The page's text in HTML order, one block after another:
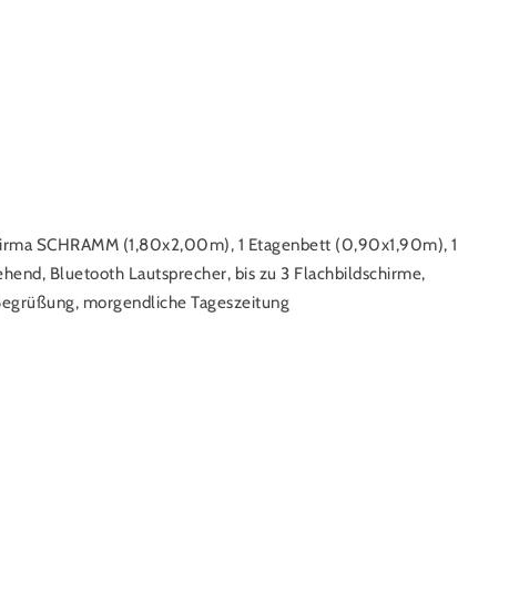
SCHRAMM (1,80x2,00m), 1 Etagenbett (0,90x1,90m), 1
Bluetooth Lautsprecher, bis zu 3 Flachbildschirme,
morgendliche Tageszeitung